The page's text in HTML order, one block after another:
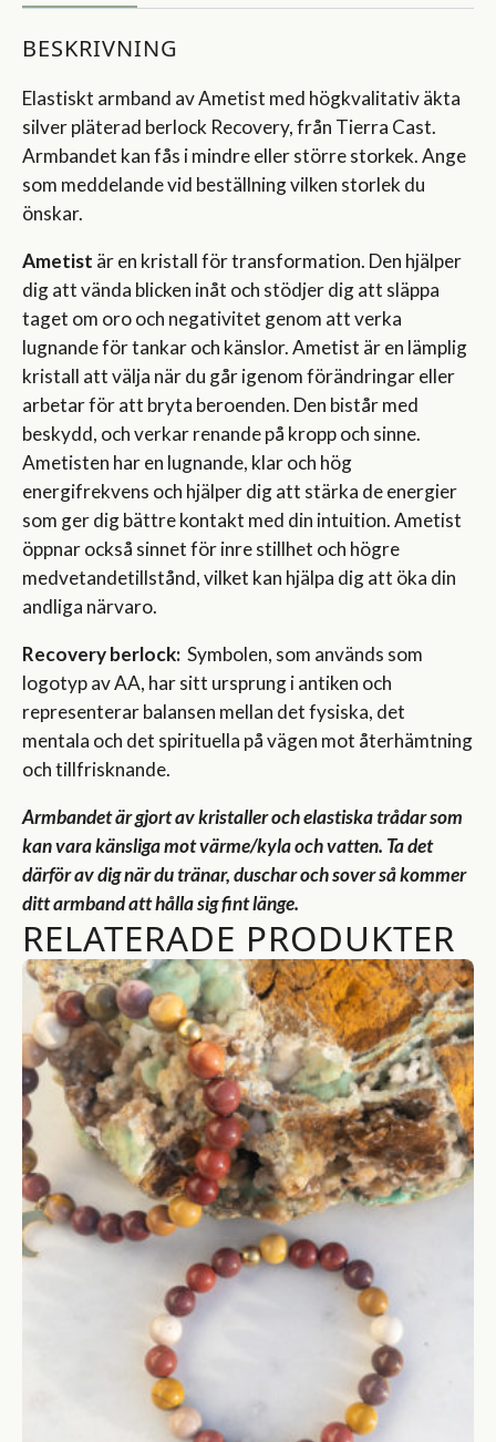
BESKRIVNING
Elastiskt armband av Ametist med högkvalitativ äkta
silver pläterad berlock Recovery, från Tierra Cast.
Armbandet kan fås i mindre eller större storkek. Ange
som meddelande vid beställning vilken storlek du
önskar.
Ametist är en kristall för transformation. Den hjälper
dig att vända blicken inåt och stödjer dig att släppa
taget om oro och negativitet genom att verka
lugnande för tankar och känslor. Ametist är en lämplig
kristall att välja när du går igenom förändringar eller
arbetar för att bryta beroenden. Den bistår med
beskydd, och verkar renande på kropp och sinne.
Ametisten har en lugnande, klar och hög
energifrekvens och hjälper dig att stärka de energier
som ger dig bättre kontakt med din intuition. Ametist
öppnar också sinnet för inre stillhet och högre
medvetandetillstånd, vilket kan hjälpa dig att öka din
andliga närvaro.
Recovery berlock: Symbolen, som används som
logotyp av AA, har sitt ursprung i antiken och
representerar balansen mellan det fysiska, det
mentala och det spirituella på vägen mot återhämtning
och tillfrisknande.
Armbandet är gjort av kristaller och elastiska trådar som
kan vara känsliga mot värme/kyla och vatten. Ta det
därför av dig när du tränar, duschar och sover så kommer
ditt armband att hålla sig fint länge.
RELATERADE PRODUKTER